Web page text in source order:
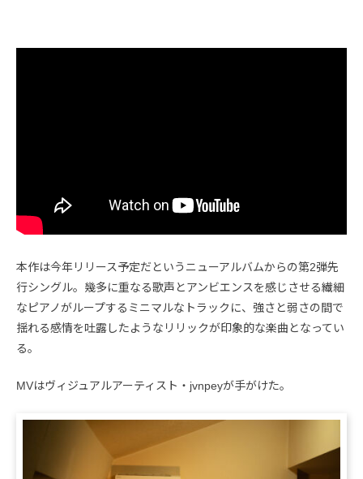
本作は今年リリース予定だというニューアルバムからの第2弾先
行シングル。幾多に重なる歌声とアンビエンスを感じさせる繊細
なピアノがループするミニマルなトラックに、強さと弱さの間で
揺れる感情を吐露したようなリリックが印象的な楽曲となってい
る。
MVはヴィジュアルアーティスト・jvnpeyが手がけた。